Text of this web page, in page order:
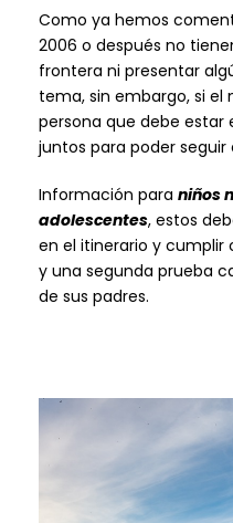
Como ya hemos
2006 o después no
frontera ni presentar
tema, sin embargo, si
persona que debe
juntos para poder seguir
Información para niños
adolescentes, estos
en el itinerario y cumplir
y una segunda prueba
de sus padres.